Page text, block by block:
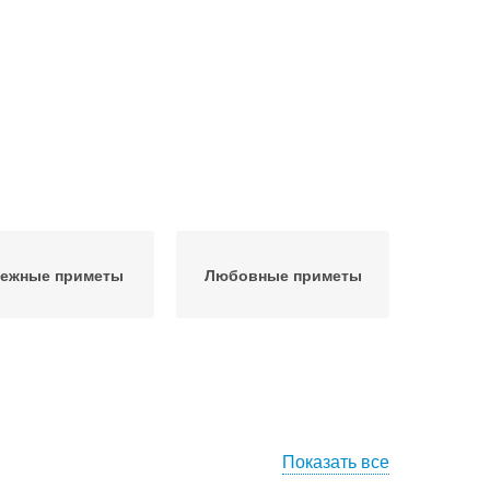
приметы Любовные приметы
Показать все